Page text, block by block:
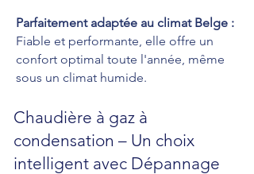
Parfaitement adaptée au climat Belge :
Fiable et performante, elle offre un
confort optimal toute l'année, même
sous un climat humide.
Chaudière à gaz à
condensation – Un choix
intelligent avec Dépannage